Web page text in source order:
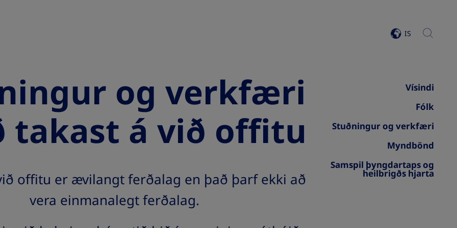
Vísindi
Fólk
Stuðningur og verkfæri
Myndbönd
Samspil þyngdartaps og
heilbrigðs hjarta
view list of countries
IS search
og verkfæri
takast á við offitu
offitu er ævilangt ferðalag en það þarf ekki að
vera einmanalegt ferðalag.